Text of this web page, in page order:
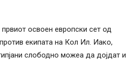
освоен европски сет од
екипата на Кол Ил. Иако,
слободно можеа да дојдат и